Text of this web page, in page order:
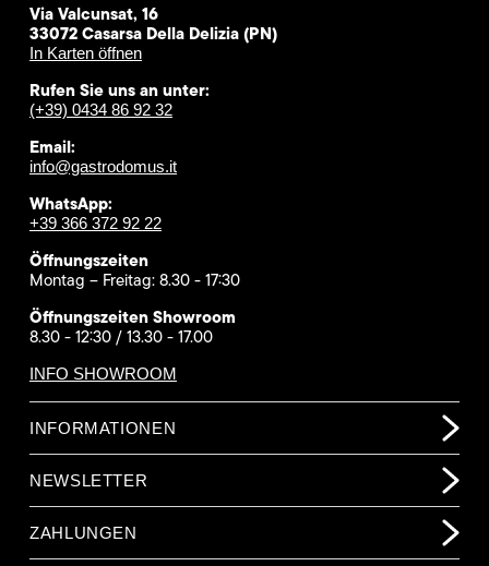
Via Valcunsat, 16
33072 Casarsa Della Delizia (PN)
In Karten öffnen
Rufen Sie uns an unter:
(+39) 0434 86 92 32
Email:
info@gastrodomus.it
WhatsApp:
+39 366 372 92 22
Öffnungszeiten
Montag – Freitag: 8.30 - 17:30
Öffnungszeiten Showroom
8.30 - 12:30 / 13.30 - 17.00
INFO SHOWROOM
INFORMATIONEN
NEWSLETTER
ZAHLUNGEN